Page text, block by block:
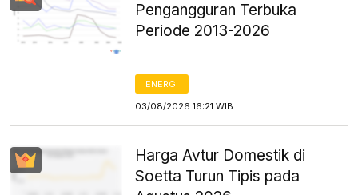
Pengangguran Terbuka
Periode 2013-2026
ENERGI
03/08/2026 16:21 WIB
Harga Avtur Domestik di
Soetta Turun Tipis pada